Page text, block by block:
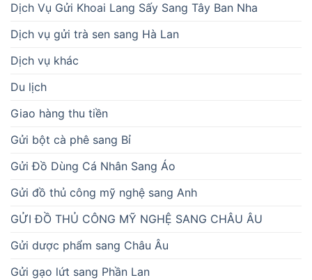
Dịch Vụ Gửi Khoai Lang Sấy Sang Tây Ban Nha
Dịch vụ gửi trà sen sang Hà Lan
Dịch vụ khác
Du lịch
Giao hàng thu tiền
Gửi bột cà phê sang Bỉ
Gửi Đồ Dùng Cá Nhân Sang Áo
Gửi đồ thủ công mỹ nghệ sang Anh
GỬI ĐỒ THỦ CÔNG MỸ NGHỆ SANG CHÂU ÂU
Gửi dược phẩm sang Châu Âu
Gửi gạo lứt sang Phần Lan